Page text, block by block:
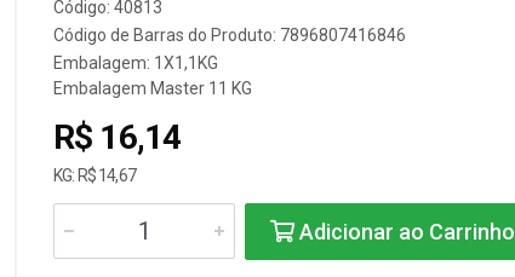
Código: 40813
Código de Barras do Produto: 7896807416846
Embalagem: 1X1,1KG
Embalagem Master 11 KG
R$ 16,14
KG: R$ 14,67
Adicionar ao Carrinho